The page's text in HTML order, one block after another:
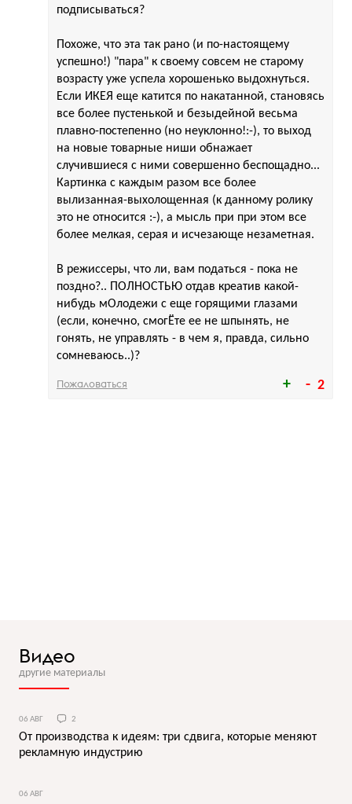
2
подписываться?
Похоже, что эта так рано (и по-настоящему
успешно!) "пара" к своему совсем не старому
возрасту уже успела хорошенько выдохнуться.
Если ИКЕЯ еще катится по накатанной, становясь
все более пустенькой и безыдейной весьма
плавно-постепенно (но неуклонно!:-), то выход
на новые товарные ниши обнажает
случившиеся с ними совершенно беспощадно...
Картинка с каждым разом все более
вылизанная-выхолощенная (к данному ролику
это не относится :-), а мысль при при этом все
более мелкая, серая и исчезающе незаметная.
В режиссеры, что ли, вам податься - пока не
поздно?.. ПОЛНОСТЬЮ отдав креатив какой-
нибудь мОлодежи с еще горящими глазами
(если, конечно, смогЁте ее не шпынять, не
гонять, не управлять - в чем я, правда, сильно
сомневаюсь..)?
Пожаловаться
Видео
другие материалы
06 АВГ 2
От производства к идеям: три сдвига, которые меняют
рекламную индустрию
06 АВГ